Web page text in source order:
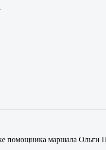
помощника маршала Ольги